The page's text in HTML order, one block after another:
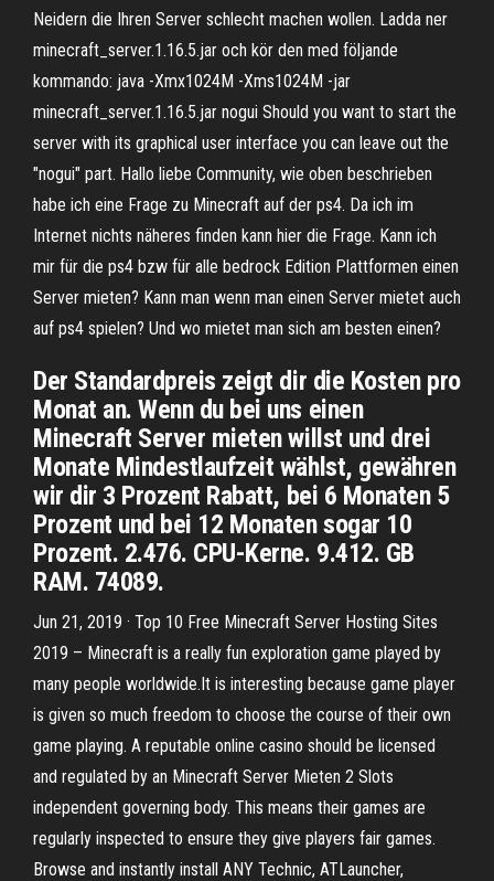
Neidern die Ihren Server schlecht machen wollen. Ladda ner
minecraft_server.1.16.5.jar och kör den med följande
kommando: java -Xmx1024M -Xms1024M -jar
minecraft_server.1.16.5.jar nogui Should you want to start the
server with its graphical user interface you can leave out the
"nogui" part. Hallo liebe Community, wie oben beschrieben
habe ich eine Frage zu Minecraft auf der ps4. Da ich im
Internet nichts näheres finden kann hier die Frage. Kann ich
mir für die ps4 bzw für alle bedrock Edition Plattformen einen
Server mieten? Kann man wenn man einen Server mietet auch
auf ps4 spielen? Und wo mietet man sich am besten einen?
Der Standardpreis zeigt dir die Kosten pro
Monat an. Wenn du bei uns einen
Minecraft Server mieten willst und drei
Monate Mindestlaufzeit wählst, gewähren
wir dir 3 Prozent Rabatt, bei 6 Monaten 5
Prozent und bei 12 Monaten sogar 10
Prozent. 2.476. CPU-Kerne. 9.412. GB
RAM. 74089.
Jun 21, 2019 · Top 10 Free Minecraft Server Hosting Sites
2019 – Minecraft is a really fun exploration game played by
many people worldwide.It is interesting because game player
is given so much freedom to choose the course of their own
game playing. A reputable online casino should be licensed
and regulated by an Minecraft Server Mieten 2 Slots
independent governing body. This means their games are
regularly inspected to ensure they give players fair games.
Browse and instantly install ANY Technic, ATLauncher,